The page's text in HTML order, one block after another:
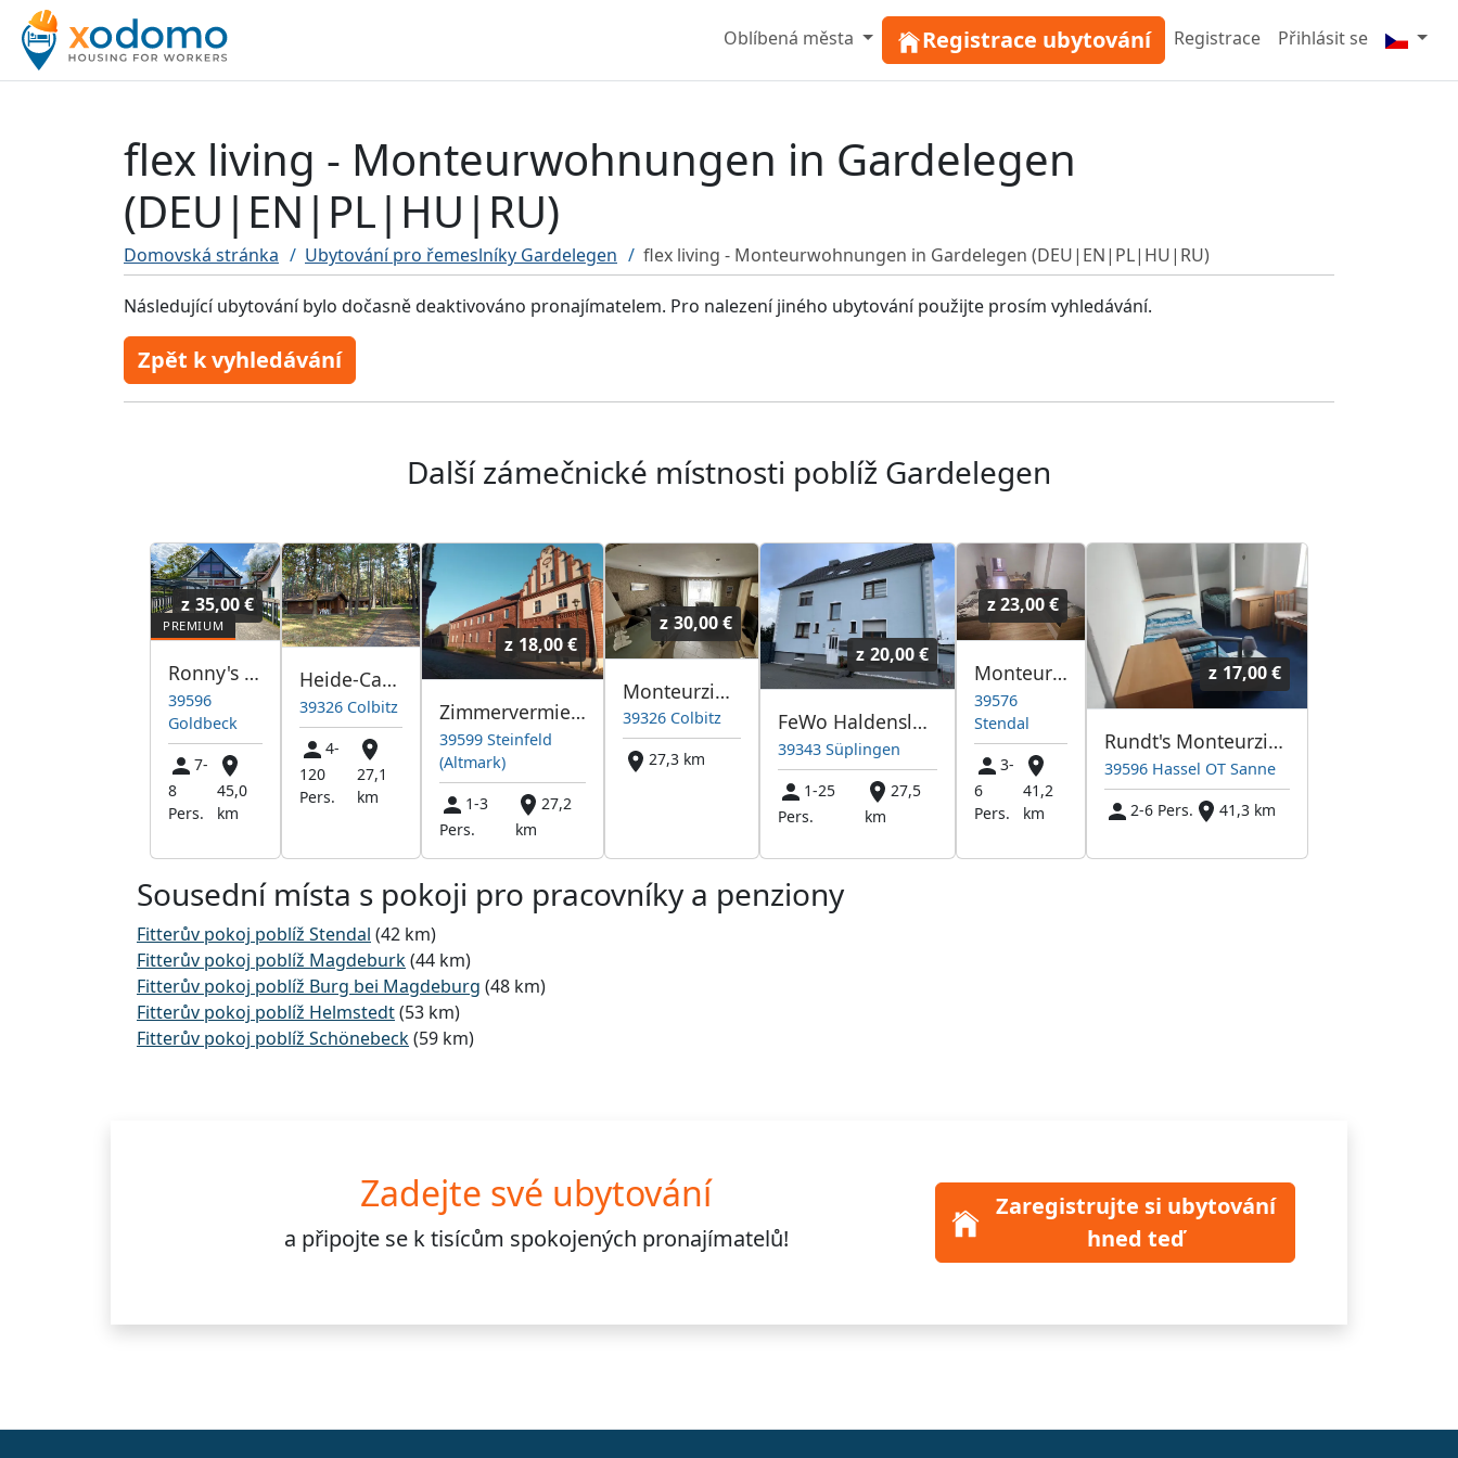
Oblíbená města Registrace ubytování Registrace Přihlásit se
flex living - Monteurwohnungen in Gardelegen
(DEU|EN|PL|HU|RU)
Domovská stránka Ubytování pro řemeslníky Gardelegen flex living - Monteurwohnungen in Gardelegen (DEU|EN|PL|HU|RU)
Následující ubytování bylo dočasně deaktivováno pronajímatelem. Pro nalezení jiného ubytování použijte prosím vyhledávání.
Zpět k vyhledávání
Další zámečnické místnosti poblíž Gardelegen
z 35,00 €
Ronny's Ferienkiste
39596
Goldbeck
7-
8
Pers.
45,0
km
Heide-Camp Colbitz
39326 Colbitz
4-
120
Pers.
27,1
km
z 18,00 €
Zimmervermietung Steinfeld
39599 Steinfeld
(Altmark)
1-3
Pers.
27,2
km
z 30,00 €
Monteurzimmer Colbitz
39326 Colbitz
27,3 km
z 20,00 €
FeWo Haldensleben/Süplingen
39343 Süplingen
1-25
Pers.
27,5
km
z 23,00 €
Monteurswohnung
39576
Stendal
3-
6
Pers.
41,2
km
z 17,00 €
Rundt's Monteurzimmervermietung
39596 Hassel OT Sanne
2-6 Pers.
41,3 km
Sousední místa s pokoji pro pracovníky a penziony
Fitterův pokoj poblíž Stendal (42 km)
Fitterův pokoj poblíž Magdeburk(44 km)
Fitterův pokoj poblíž Burg bei Magdeburg (48 km)
Fitterův pokoj poblíž Helmstedt(53 km)
Fitterův pokoj poblíž Schönebeck(59 km)
Zadejte své ubytování
a připojte se ktisícům spokojených pronajímatelů!
Zaregistrujte si ubytování
hned teď